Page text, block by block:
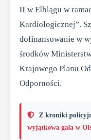
II w Elblągu w
Kardiologicznej”.
dofinansowanie w
środków
Krajowego Planu
Odporności.
Z kroniki
wyjątkowa gala w